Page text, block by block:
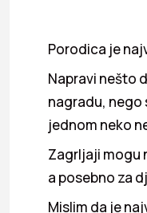
Porodica je
Napravi nešto
nagradu, nego
jednom neko
Zagrljaji mogu
a posebno za
Mislim da je